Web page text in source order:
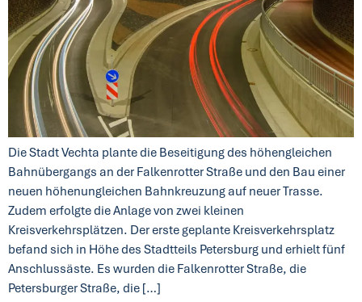
Die Stadt Vechta plante die Beseitigung des höhengleichen
Bahnübergangs an der Falkenrotter Straße und den Bau einer
neuen höhenungleichen Bahnkreuzung auf neuer Trasse.
Zudem erfolgte die Anlage von zwei kleinen
Kreisverkehrsplätzen. Der erste geplante Kreisverkehrsplatz
befand sich in Höhe des Stadtteils Petersburg und erhielt fünf
Anschlussäste. Es wurden die Falkenrotter Straße, die
Petersburger Straße, die […]